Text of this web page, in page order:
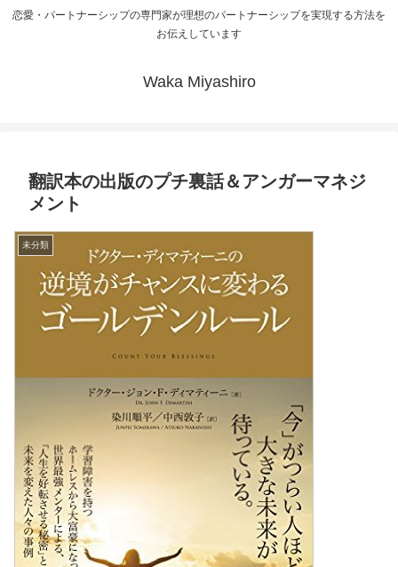
恋愛・パートナーシップの専門家が理想のパートナーシップを実現する方法を
お伝えしています
Waka Miyashiro
翻訳本の出版のプチ裏話＆アンガーマネジ
メント
未分類